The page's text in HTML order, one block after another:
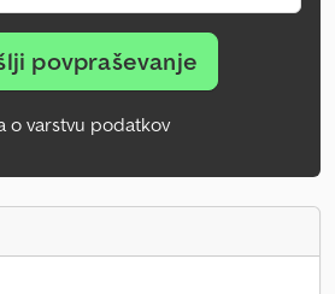
povpraševanje
o varstvu podatkov